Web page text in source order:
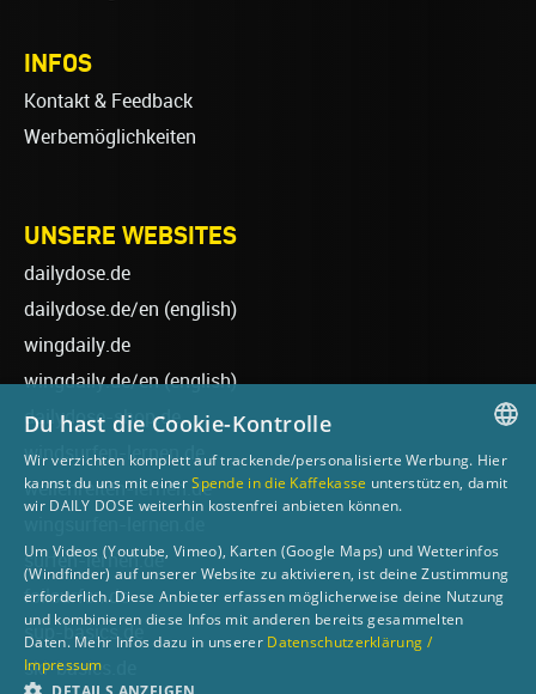
INFOS
Kontakt & Feedback
Werbemöglichkeiten
UNSERE WEBSITES
dailydose.de
dailydose.de/en (english)
wingdaily.de
wingdaily.de/en(english)
dailydose-shop.de
windsurfen-lernen.de
wellenreiten-lernen.de
surfen-lernen.de
foilsurfen.de
sup-basics.de
ski-basics.de
GERMAN
Du hast die Cookie-Kontrolle
Wir verzichten komplett auf trackende/personalisierte Werbung. Hier
kannst du uns mit einerSpende in die Kaffekasse unterstützen, damit
wir DAILY DOSE weiterhin kostenfrei anbieten können.
Um Videos (Youtube, Vimeo), Karten (Google Maps) und Wetterinfos
(Windfinder) auf unserer Website zu aktivieren, ist deine Zustimmung
erforderlich. Diese Anbieter erfassen möglicherweise deine Nutzung
und kombinieren diese Infos mit anderen bereits gesammelten
Daten. Mehr Infos dazu in unserer Datenschutzerklärung /
Impressum